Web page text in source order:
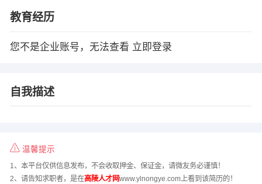
教育经历
您不是企业账号，无法查看 立即登录
自我描述
温馨提示
1、本平台仅供信息发布，不会收取押金、保证金，请微友务必谨慎！
2、请告知求职者，是在高陵人才网www.ylnongye.com上看到该简历的！